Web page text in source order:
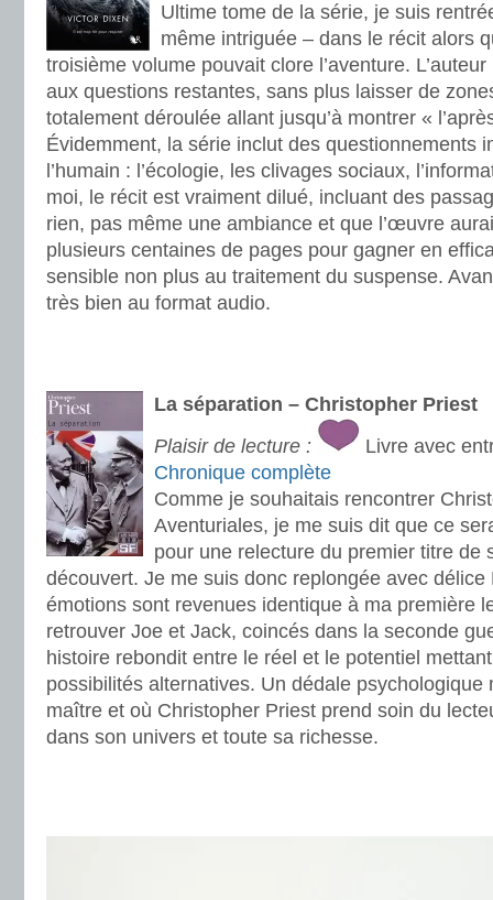
Ultime tome de la série, je suis
même intriguée – dans le récit alors
troisième volume pouvait clore l’aventure.
aux questions restantes, sans plus laisser de
totalement déroulée allant jusqu’à montrer «
Évidemment, la série inclut des questionnements
l’humain : l’écologie, les clivages sociaux,
moi, le récit est vraiment dilué, incluant des
rien, pas même une ambiance et que l’œuvre
plusieurs centaines de pages pour gagner en
sensible non plus au traitement du suspense.
très bien au format audio.
La séparation – Christopher Priest
Plaisir de lecture :
Livre avec
Chronique complète
Comme je souhaitais rencontrer
Aventuriales, je me suis dit que ce
pour une relecture du premier titre de
découvert. Je me suis donc replongée avec délice
émotions sont revenues identique à ma première
retrouver Joe et Jack, coincés dans la seconde
histoire rebondit entre le réel et le potentiel
possibilités alternatives. Un dédale psychologique
maître et où Christopher Priest prend soin du
dans son univers et toute sa richesse.